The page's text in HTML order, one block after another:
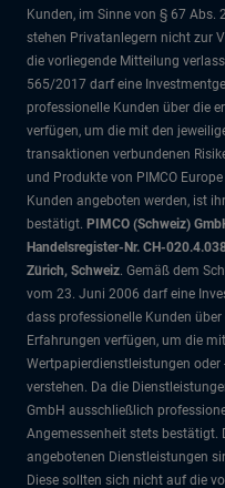
Kunden, im Sinne von § 67 Abs.
stehen Privatanlegern nicht zur
die vorliegende Mitteilung
565/2017 darf eine
professionelle Kunden über die
verfügen, um die mit den
transaktionen verbundenen
und Produkte von PIMCO
Kunden angeboten werden, ist
bestätigt. PIMCO (Schweiz)
Handelsregister-Nr. CH-
Zürich, Schweiz. Gemäß dem
vom 23. Juni 2006 darf eine
dass professionelle Kunden
Erfahrungen verfügen, um die
Wertpapierdienstleistungen
verstehen. Da die
GmbH ausschließlich
Angemessenheit stets bestätigt.
angebotenen Dienstleistungen
Diese sollten sich nicht auf die